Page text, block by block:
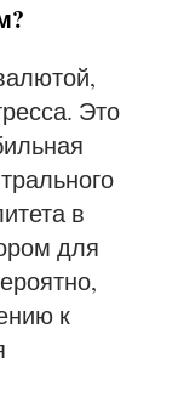
Это
в
для
к